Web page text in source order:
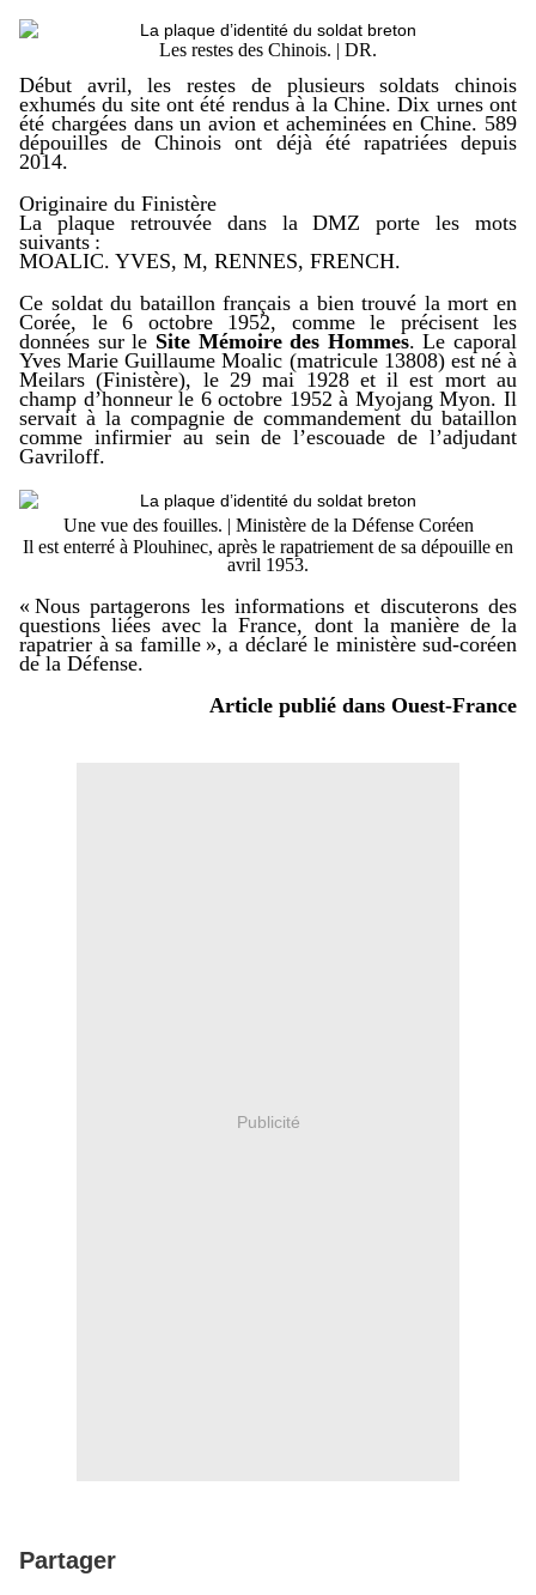
Les restes des Chinois. | DR.
Début avril, les restes de plusieurs soldats chinois
exhumés du site ont été rendus à la Chine. Dix urnes ont
été chargées dans un avion et acheminées en Chine. 589
dépouilles de Chinois ont déjà été rapatriées depuis
2014.
Originaire du Finistère
La plaque retrouvée dans la DMZ porte les mots
suivants :
MOALIC. YVES, M, RENNES, FRENCH.
Ce soldat du bataillon français a bien trouvé la mort en
Corée, le 6 octobre 1952, comme le précisent les
données sur le Site Mémoire des Hommes. Le caporal
Yves Marie Guillaume Moalic (matricule 13808) est né à
Meilars (Finistère), le 29 mai 1928 et il est mort au
champ d’honneur le 6 octobre 1952 à Myojang Myon. Il
servait à la compagnie de commandement du bataillon
comme infirmier au sein de l’escouade de l’adjudant
Gavriloff.
Une vue des fouilles. | Ministère de la Défense Coréen
Il est enterré à Plouhinec, après le rapatriement de sa dépouille en
avril 1953.
« Nous partagerons les informations et discuterons des
questions liées avec la France, dont la manière de la
rapatrier à sa famille », a déclaré le ministère sud-coréen
de la Défense.
Article publié dans Ouest-France
Publicité
Partager